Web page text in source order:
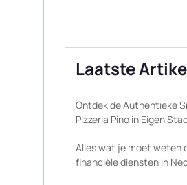
Laatste
Ontdek de Authentieke
Pizzeria Pino in Eigen
Alles wat je moet weten
financiële diensten in